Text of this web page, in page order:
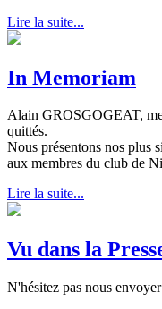
Lire la suite...
In Memoriam
Alain GROSGOGEAT,
quittés.
Nous présentons nos plus
aux membres du club de
Lire la suite...
Vu dans la
N'hésitez pas nous